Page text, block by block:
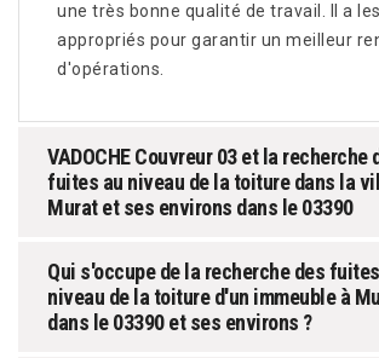
une très bonne qualité de travail. Il a
appropriés pour garantir un meilleur
d'opérations.
VADOCHE Couvreur 03 et la recherche
fuites au niveau de la toiture dans la
Murat et ses environs dans le 03390
Qui s'occupe de la recherche des
niveau de la toiture d'un immeuble à
dans le 03390 et ses environs ?